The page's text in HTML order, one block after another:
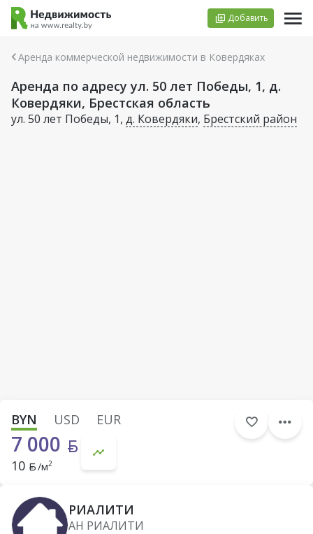
Добавить
Аренда коммерческой недвижимости в Ковердяках
Аренда по адресу ул. 50 лет Победы, 1, д.
Ковердяки, Брестская область
ул. 50 лет Победы, 1, д. Ковердяки, Брестский район
BYN USD EUR
7 000
10 /м2
РИАЛИТИ
АН РИАЛИТИ